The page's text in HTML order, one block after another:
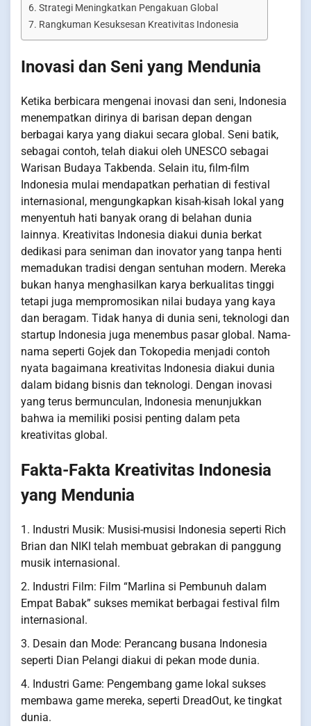
Strategi Meningkatkan Pengakuan Global
Rangkuman Kesuksesan Kreativitas Indonesia
Inovasi dan Seni yang Mendunia
Ketika berbicara mengenai inovasi dan seni, Indonesia
menempatkan dirinya di barisan depan dengan
berbagai karya yang diakui secara global. Seni batik,
sebagai contoh, telah diakui oleh UNESCO sebagai
Warisan Budaya Takbenda. Selain itu, film-film
Indonesia mulai mendapatkan perhatian di festival
internasional, mengungkapkan kisah-kisah lokal yang
menyentuh hati banyak orang di belahan dunia
lainnya. Kreativitas Indonesia diakui dunia berkat
dedikasi para seniman dan inovator yang tanpa henti
memadukan tradisi dengan sentuhan modern. Mereka
bukan hanya menghasilkan karya berkualitas tinggi
tetapi juga mempromosikan nilai budaya yang kaya
dan beragam. Tidak hanya di dunia seni, teknologi dan
startup Indonesia juga menembus pasar global. Nama-
nama seperti Gojek dan Tokopedia menjadi contoh
nyata bagaimana kreativitas Indonesia diakui dunia
dalam bidang bisnis dan teknologi. Dengan inovasi
yang terus bermunculan, Indonesia menunjukkan
bahwa ia memiliki posisi penting dalam peta
kreativitas global.
Fakta-Fakta Kreativitas Indonesia
yang Mendunia
1. Industri Musik: Musisi-musisi Indonesia seperti Rich
Brian dan NIKI telah membuat gebrakan di panggung
musik internasional.
2. Industri Film: Film “Marlina si Pembunuh dalam
Empat Babak” sukses memikat berbagai festival film
internasional.
3. Desain dan Mode: Perancang busana Indonesia
seperti Dian Pelangi diakui di pekan mode dunia.
4. Industri Game: Pengembang game lokal sukses
membawa game mereka, seperti DreadOut, ke tingkat
dunia.